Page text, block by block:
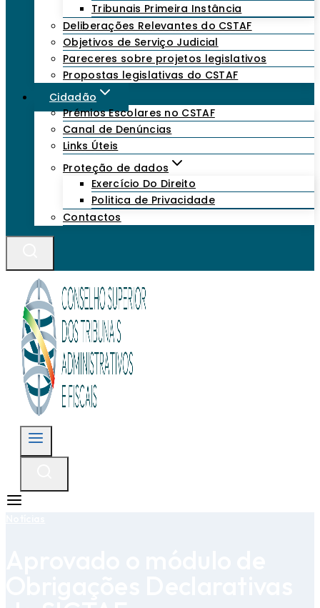
Tribunais Primeira Instância
Deliberações Relevantes do CSTAF
Objetivos de Serviço Judicial
Pareceres sobre projetos legislativos
Propostas legislativas do CSTAF
Cidadão
Prémios Escolares no CSTAF
Canal de Denúncias
Links Úteis
Proteção de dados
Exercício Do Direito
Politica de Privacidade
Contactos